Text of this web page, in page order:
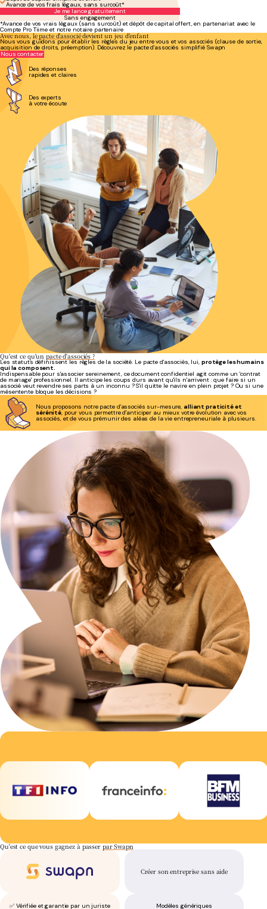
Avance de vos frais légaux, sans surcoût*
Je me lance gratuitement
Sans engagement
*Avance de vos vrais légaux (sans surcoût) et dépôt de capital offert, en partenariat avec le
Compte Pro Tiime et notre notaire partenaire
Avec nous,le pacte d'associédevient un jeu d'enfant
Nous vous guidons pour établir les règles du jeu entre vous et vos associés (clause de sortie,
acquisition de droits, préemption). Découvrez le pacte d'associés simplifié Swapn
Nous contacter
Des réponses
rapides et claires
Des experts
à votre écoute
Qu'est ce qu'unpacte d'associés ?
Les statuts définissent les règles de la société. Le pacte d'associés, lui, protège les humains
qui la composent.
Indispensable pour s'associer sereinement, ce document confidentiel agit comme un 'contrat
de mariage' professionnel. Il anticipe les coups durs avant qu'ils n'arrivent : que faire si un
associé veut revendre ses parts à un inconnu ? S'il quitte le navire en plein projet ? Ou si une
mésentente bloque les décisions ?
Nous proposons notre pacte d'associés sur-mesure, alliant praticité et
sérénité, pour vous permettre d'anticiper au mieux votre évolution avec vos
associés, et de vous prémunir des aléas de la vie entrepreneuriale à plusieurs.
Qu'est ce que vous gagnez à passerpar Swapn
Créer son entreprise sans aide
✅ Vérifiée et garantie par un juriste Modèles génériques